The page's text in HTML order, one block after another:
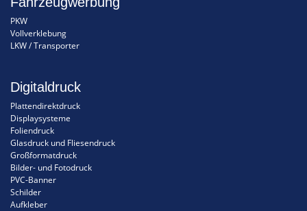
PKW
Vollverklebung
LKW / Transporter
Digitaldruck
Plattendirektdruck
Displaysysteme
Foliendruck
Glasdruck und Fliesendruck
Großformatdruck
Bilder- und Fotodruck
PVC-Banner
Schilder
Aufkleber